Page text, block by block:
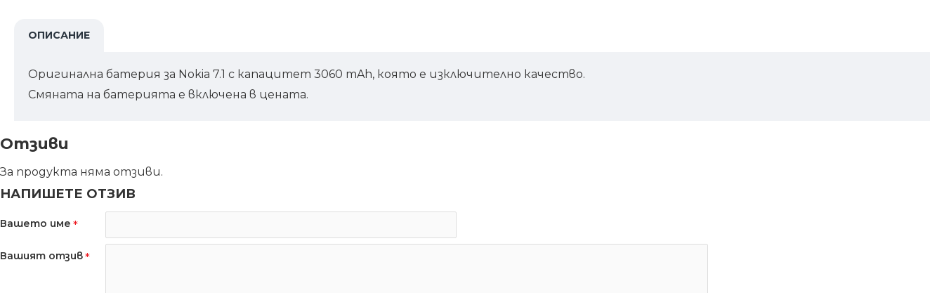
ОПИСАНИЕ
Оригинална батерия за Nokia 7.1 с капацитет 3060 mAh, която е изключително качество.
Смяната на батерията е включена в цената.
Отзиви
За продукта няма отзиви.
НАПИШЕТЕ ОТЗИВ
Вашето име
Вашият отзив